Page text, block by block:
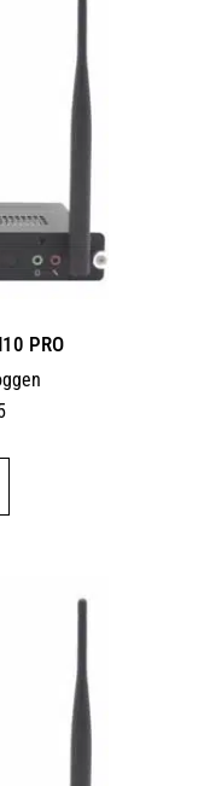
Optionen
können
Produktseite
gewählt
werden
PRO